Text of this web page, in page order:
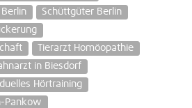
Schüttgüter Berlin
Tierarzt Homöopathie
in Biesdorf
Hörtraining
Pankow